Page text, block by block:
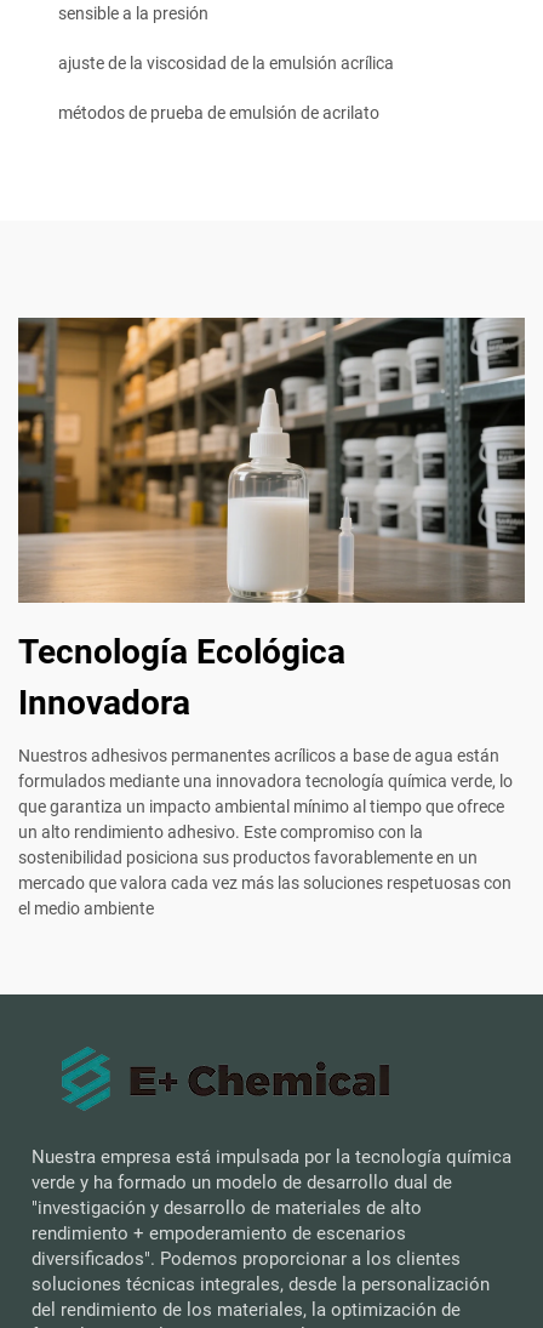
sensible a la presión
ajuste de la viscosidad de la emulsión acrílica
métodos de prueba de emulsión de acrilato
Tecnología Ecológica
Innovadora
Nuestros adhesivos permanentes acrílicos a base de agua están
formulados mediante una innovadora tecnología química verde, lo
que garantiza un impacto ambiental mínimo al tiempo que ofrece
un alto rendimiento adhesivo. Este compromiso con la
sostenibilidad posiciona sus productos favorablemente en un
mercado que valora cada vez más las soluciones respetuosas con
el medio ambiente
Nuestra empresa está impulsada por la tecnología química
verde y ha formado un modelo de desarrollo dual de
"investigación y desarrollo de materiales de alto
rendimiento + empoderamiento de escenarios
diversificados". Podemos proporcionar a los clientes
soluciones técnicas integrales, desde la personalización
del rendimiento de los materiales, la optimización de